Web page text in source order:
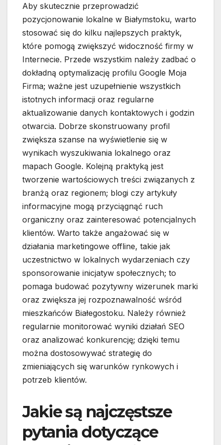
Aby skutecznie przeprowadzić
pozycjonowanie lokalne w Białymstoku, warto
stosować się do kilku najlepszych praktyk,
które pomogą zwiększyć widoczność firmy w
Internecie. Przede wszystkim należy zadbać o
dokładną optymalizację profilu Google Moja
Firma; ważne jest uzupełnienie wszystkich
istotnych informacji oraz regularne
aktualizowanie danych kontaktowych i godzin
otwarcia. Dobrze skonstruowany profil
zwiększa szanse na wyświetlenie się w
wynikach wyszukiwania lokalnego oraz
mapach Google. Kolejną praktyką jest
tworzenie wartościowych treści związanych z
branżą oraz regionem; blogi czy artykuły
informacyjne mogą przyciągnąć ruch
organiczny oraz zainteresować potencjalnych
klientów. Warto także angażować się w
działania marketingowe offline, takie jak
uczestnictwo w lokalnych wydarzeniach czy
sponsorowanie inicjatyw społecznych; to
pomaga budować pozytywny wizerunek marki
oraz zwiększa jej rozpoznawalność wśród
mieszkańców Białegostoku. Należy również
regularnie monitorować wyniki działań SEO
oraz analizować konkurencję; dzięki temu
można dostosowywać strategię do
zmieniających się warunków rynkowych i
potrzeb klientów.
Jakie są najczęstsze
pytania dotyczące